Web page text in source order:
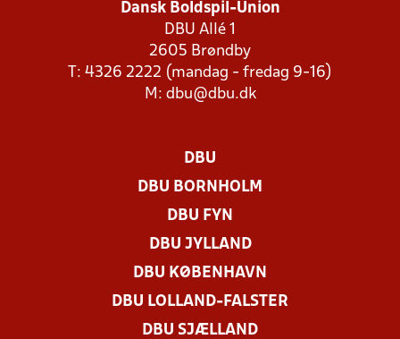
Dansk Boldspil-Union
DBU Allé 1
2605 Brøndby
T: 4326 2222 (mandag - fredag 9-16)
M: dbu@dbu.dk
DBU
DBU BORNHOLM
DBU FYN
DBU JYLLAND
DBU KØBENHAVN
DBU LOLLAND-FALSTER
DBU SJÆLLAND